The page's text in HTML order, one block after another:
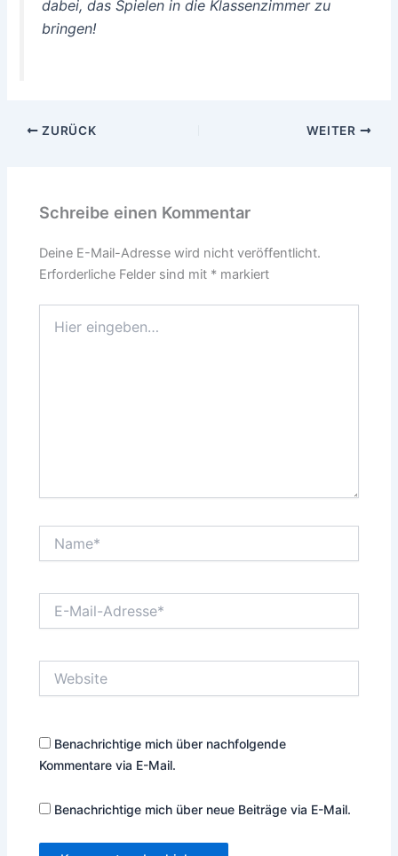
dabei, das Spielen in die Klassenzimmer zu
bringen!
ZURÜCK WEITER
Schreibe einen Kommentar
Deine E-Mail-Adresse wird nicht veröffentlicht.
Erforderliche Felder sind mit * markiert
eingeben…
Mail-
Benachrichtige mich über nachfolgende
Kommentare via E-Mail.
Benachrichtige mich über neue Beiträge via E-Mail.